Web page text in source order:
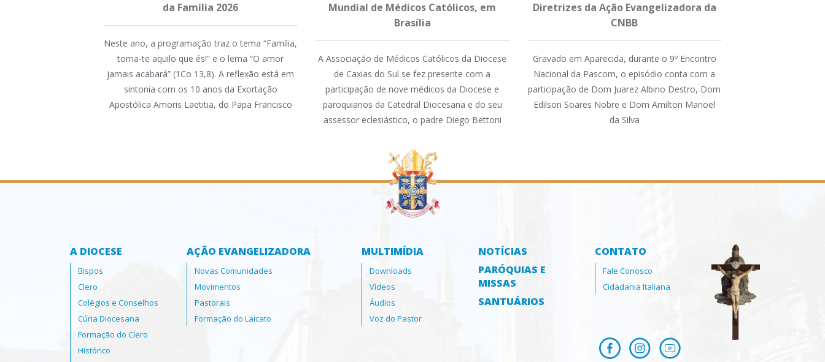
da Família 2026
Neste ano, a programação traz o tema “Família,
torna-te aquilo que és!” e o lema “O amor
jamais acabará” (1Co 13,8). A reflexão está em
sintonia com os 10 anos da Exortação
Apostólica Amoris Laetitia, do Papa Francisco
Mundial de Médicos Católicos, em
Brasília
A Associação de Médicos Católicos da Diocese
de Caxias do Sul se fez presente com a
participação de nove médicos da Diocese e
paroquianos da Catedral Diocesana e do seu
assessor eclesiástico, o padre Diego Bettoni
Diretrizes da Ação Evangelizadora da
CNBB
Gravado em Aparecida, durante o 9º Encontro
Nacional da Pascom, o episódio conta com a
participação de Dom Juarez Albino Destro, Dom
Edilson Soares Nobre e Dom Amilton Manoel
da Silva
A DIOCESE
Bispos
Clero
Colégios e Conselhos
Cúria Diocesana
Formação do Clero
Histórico
AÇÃO EVANGELIZADORA
Novas Comunidades
Movimentos
Pastorais
Formação do Laicato
MULTIMÍDIA
Downloads
Vídeos
Áudios
Voz do Pastor
NOTÍCIAS
PARÓQUIAS E
MISSAS
SANTUÁRIOS
CONTATO
Fale Conosco
Cidadania Italiana